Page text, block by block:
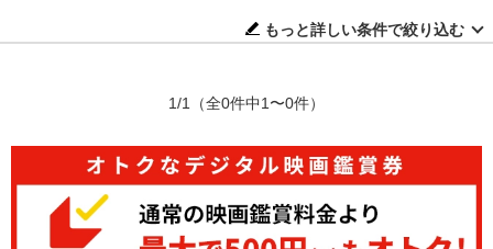
もっと詳しい条件で絞り込む
1/1 （全0件中1〜0件）